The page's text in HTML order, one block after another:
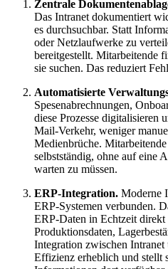
Zentrale
Das Intranet dokumentiert
es durchsuchbar. Statt
oder Netzlaufwerke zu
bereitgestellt. Mitarbeitende
sie suchen. Das reduziert
Automatisierte
Spesenabrechnungen,
diese Prozesse digitalisieren
Mail-Verkehr, weniger
Medienbrüche.
selbstständig, ohne auf eine
warten zu müssen.
ERP-Integration. Moderne
ERP-Systemen verbunden.
ERP-Daten in Echtzeit
Produktionsdaten,
Integration zwischen
Effizienz erheblich und stellt